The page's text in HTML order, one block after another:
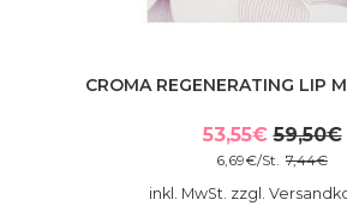
CROMA REGENERATING LIP
59,50€
war:
53,55€
ist:
7,44€
6,69€/St.
inkl. MwSt. zzgl.